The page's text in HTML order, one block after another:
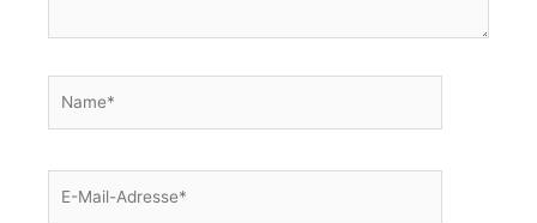
Mail-